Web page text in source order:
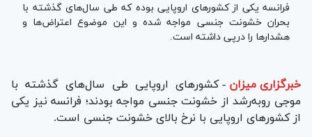
فرانسه یکی از کشور‌های اروپایی بوده که طی سال‌های گذشته با
بحران خشونت جنسی مواجه شده و این موضوع اعتراض‌ها و
هشدار‌ها را درپی داشته است.
خبرگزاری میزان - کشور‌های اروپایی طی سال‌های گذشته با
موجی روبه‌رشد از خشونت جنسی مواجه بودند؛ فرانسه نیز یکی
از کشور‌های اروپایی با نرخ بالای خشونت جنسی است.